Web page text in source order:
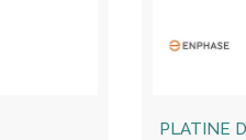
PLATINE